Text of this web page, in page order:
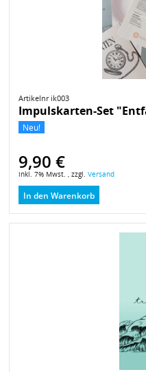
Artikelnr ik003
Impulskarten-Set
Neu!
9,90 €
inkl. 7% Mwst. , zzgl. Versand
In den Warenkorb